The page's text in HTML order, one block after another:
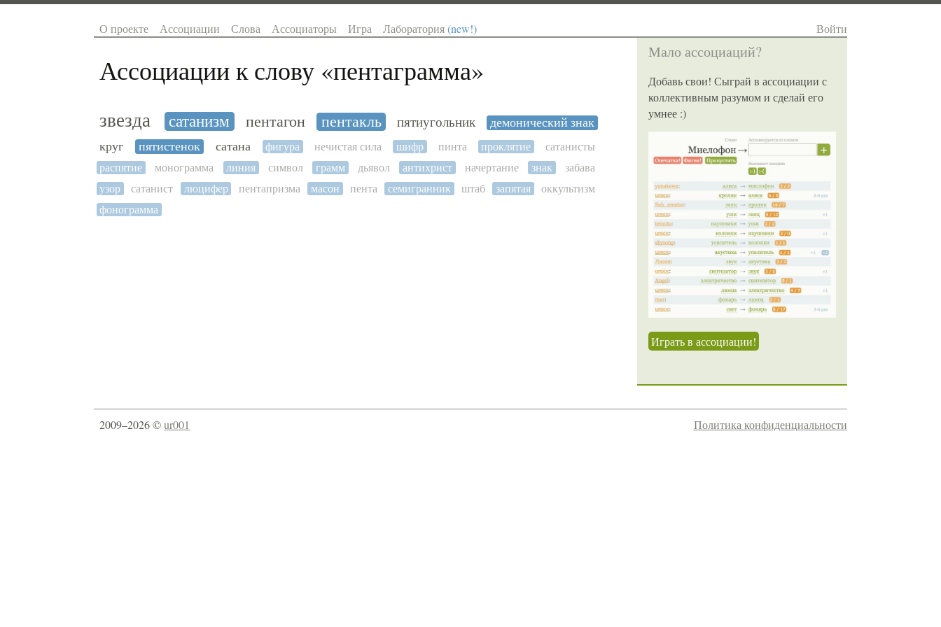
О проекте Ассоциации Слова Ассоциаторы Игра Лаборатория(new!) Войти
Ассоциации к слову «пентаграмма»
звезда сатанизм пентагон пентакль пятиугольник
демонический знак
круг
пятистенок сатана фигура нечистая сила шифр пинта проклятие
сатанисты
распятие
монограмма линия символ грамм дьявол антихрист начертание знак
забава
узор
сатанист люцифер пентапризма масон пента семигранник штаб запятая
оккультизм
фонограмма
Мало ассоциаций?
Добавь свои! Сыграй в ассоциации с
коллективным разумом и сделай его
умнее :)
Играть в ассоциации!
2009–2026 ©ur001 Политика конфиденциальности